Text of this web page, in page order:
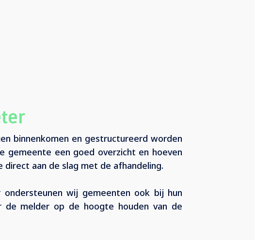
binnenkomen en gestructureerd worden
een goed overzicht en hoeven
aan de slag met de afhandeling.
wij gemeenten ook bij hun
de melder op de hoogte houden van de